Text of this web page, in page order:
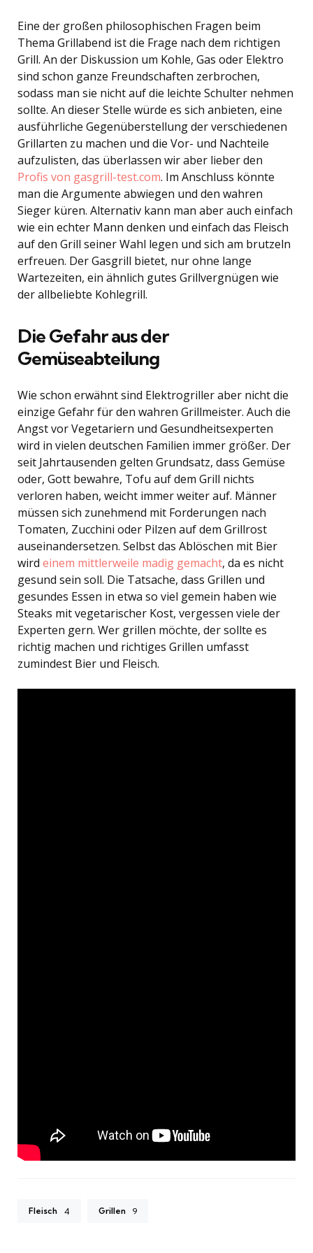
Eine der großen philosophischen Fragen beim
Thema Grillabend ist die Frage nach dem richtigen
Grill. An der Diskussion um Kohle, Gas oder Elektro
sind schon ganze Freundschaften zerbrochen,
sodass man sie nicht auf die leichte Schulter nehmen
sollte. An dieser Stelle würde es sich anbieten, eine
ausführliche Gegenüberstellung der verschiedenen
Grillarten zu machen und die Vor- und Nachteile
aufzulisten, das überlassen wir aber lieber den
Profis von gasgrill-test.com. Im Anschluss könnte
man die Argumente abwiegen und den wahren
Sieger küren. Alternativ kann man aber auch einfach
wie ein echter Mann denken und einfach das Fleisch
auf den Grill seiner Wahl legen und sich am brutzeln
erfreuen. Der Gasgrill bietet, nur ohne lange
Wartezeiten, ein ähnlich gutes Grillvergnügen wie
der allbeliebte Kohlegrill.
Die Gefahr aus der
Gemüseabteilung
Wie schon erwähnt sind Elektrogriller aber nicht die
einzige Gefahr für den wahren Grillmeister. Auch die
Angst vor Vegetariern und Gesundheitsexperten
wird in vielen deutschen Familien immer größer. Der
seit Jahrtausenden gelten Grundsatz, dass Gemüse
oder, Gott bewahre, Tofu auf dem Grill nichts
verloren haben, weicht immer weiter auf. Männer
müssen sich zunehmend mit Forderungen nach
Tomaten, Zucchini oder Pilzen auf dem Grillrost
auseinandersetzen. Selbst das Ablöschen mit Bier
wird einem mittlerweile madig gemacht, da es nicht
gesund sein soll. Die Tatsache, dass Grillen und
gesundes Essen in etwa so viel gemein haben wie
Steaks mit vegetarischer Kost, vergessen viele der
Experten gern. Wer grillen möchte, der sollte es
richtig machen und richtiges Grillen umfasst
zumindest Bier und Fleisch.
Fleisch 4 Grillen 9